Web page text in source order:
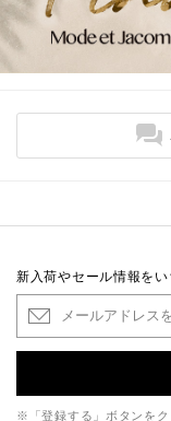
新入荷やセール情報をい
※「登録する」ボタンをク